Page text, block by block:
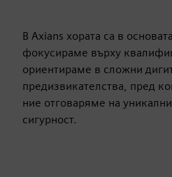
В Axians хората са в
фокусираме върху
ориентираме в сложни
предизвикателства, пред
ние отговаряме на
сигурност.